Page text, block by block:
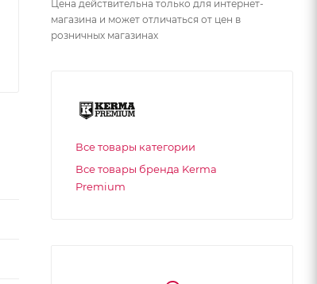
Цена действительна только для интернет-
магазина и может отличаться от цен в
розничных магазинах
Все товары категории
Все товары бренда Kerma
Premium